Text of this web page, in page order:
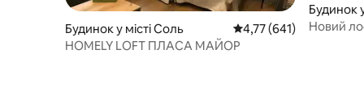
Будинок у місті Соль Середня оцінка: 4,77 з
4,77 (641)
HOMELY LOFT ПЛАСА МАЙОР
Будинок
Новий